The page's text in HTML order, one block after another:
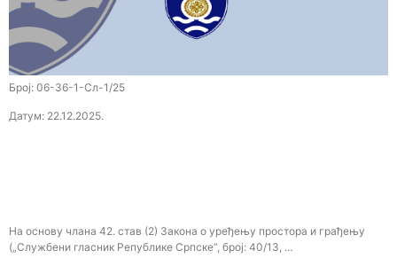
Број: 06-36-1-Сл-1/25
Датум: 22.12.2025.
На основу члана 42. став (2) Закона о уређењу простора и грађењу
(„Службени гласник Републике Српске”, број: 40/13, …